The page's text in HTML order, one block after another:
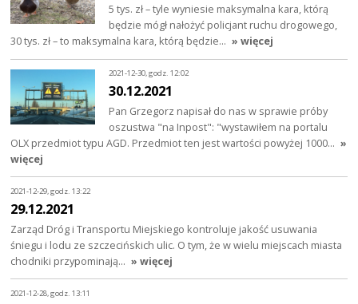
5 tys. zł – tyle wyniesie maksymalna kara, którą
będzie mógł nałożyć policjant ruchu drogowego,
30 tys. zł – to maksymalna kara, którą będzie… » więcej
2021-12-30, godz. 12:02
30.12.2021
Pan Grzegorz napisał do nas w sprawie próby
oszustwa "na Inpost": "wystawiłem na portalu
OLX przedmiot typu AGD. Przedmiot ten jest wartości powyżej 1000… »
więcej
2021-12-29, godz. 13:22
29.12.2021
Zarząd Dróg i Transportu Miejskiego kontroluje jakość usuwania
śniegu i lodu ze szczecińskich ulic. O tym, że w wielu miejscach miasta
chodniki przypominają… » więcej
2021-12-28, godz. 13:11